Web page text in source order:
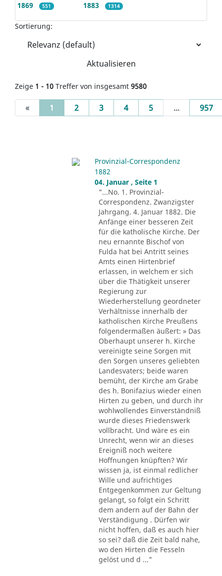
1869 551 1883 1314
Sortierung:
Aktualisieren
Zeige 1 - 10 Treffer von insgesamt 9580
« 1 (current)
2 3 4 5 ... 957
Provinzial-Correspondenz
1882
04. Januar , Seite 1
"...No. 1. Provinzial-
Correspondenz. Zwanzigster
Jahrgang. 4. Januar 1882. Die
Anfänge einer besseren Zeit
für die katholische Kirche. Der
neu ernannte Bischof von
Fulda hat bei Antritt seines
Amts einen Hirtenbrief
erlassen, in welchem er sich
über die Thätigkeit unserer
Regierung zur
Wiederherstellung geordneter
Verhältnisse innerhalb der
katholischen Kirche Preußens
folgendermaßen äußert: » Das
Oberhaupt unserer h. Kirche
vereinigte seine Sorgen mit
den Sorgen unseres geliebten
Landesvaters; beide waren
bemüht, der Kirche am Grabe
des h. Bonifazius wieder einen
Hirten zu geben, und durch ihr
wohlwollendes Einverständniß
wurde dieses Friedenswerk
vollbracht. Und wäre es ein
Unrecht, wenn wir an dieses
Ereigniß noch weitere
Hoffnungen knüpften? Wir
wissen ja, ist einmal redlicher
Wille und aufrichtiges
Entgegenkommen zur Geltung
gelangt, so folgt ein Schritt
dem andern auf der Bahn der
Verständigung . Dürfen wir
nicht hoffen, daß es auch hier
so sei? daß die Zeit bald nahe,
wo den Hirten die Fesseln
gelöst und d ..."